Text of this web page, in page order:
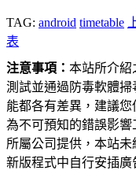
TAG: android timetable
表
注意事項： 本站所介紹
測試並通過防毒軟體
能都各有差異，建議
為不可預知的錯誤影
所屬公司提供，本站
新版程式中自行安插